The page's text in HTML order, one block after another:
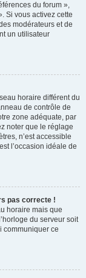
du forum »,
Si vous activez cette
modérateurs et de
un utilisateur
horaire différent du
de contrôle de
zone adéquate, par
noter que le réglage
n’est accessible
l’occasion idéale de
pas correcte !
horaire mais que
du serveur soit
communiquer ce